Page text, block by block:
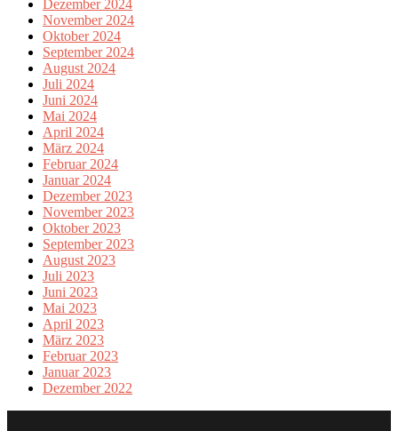
Dezember 2024
November 2024
Oktober 2024
September 2024
August 2024
Juli 2024
Juni 2024
Mai 2024
April 2024
März 2024
Februar 2024
Januar 2024
Dezember 2023
November 2023
Oktober 2023
September 2023
August 2023
Juli 2023
Juni 2023
Mai 2023
April 2023
März 2023
Februar 2023
Januar 2023
Dezember 2022